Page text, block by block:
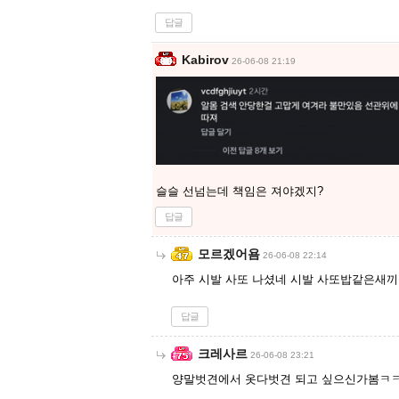
답글
Kabirov 26-06-08 21:19
슬슬 선넘는데 책임은 져야겠지?
답글
모르겠어욤 26-06-08 22:14
아주 시발 사또 나셨네 시발 사또밥같은새
답글
크레사르 26-06-08 23:21
양말벗견에서 옷다벗견 되고 싶으신가봄ㅋ